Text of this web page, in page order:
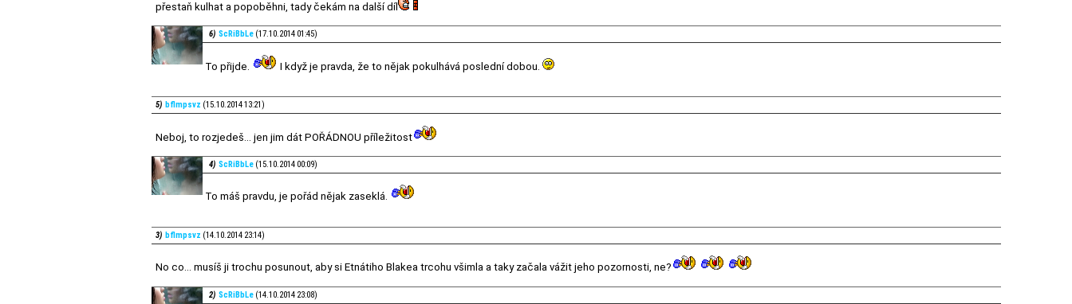
přestaň kulhat a popoběhni, tady čekám na další díl
6) ScRiBbLe (17.10.2014 01:45)
To přijde. I když je pravda, že to nějak pokulhává poslední dobou.
5) bflmpsvz (15.10.2014 13:21)
Neboj, to rozjedeš... jen jim dát POŘÁDNOU příležitost
4) ScRiBbLe (15.10.2014 00:09)
To máš pravdu, je pořád nějak zaseklá.
3) bflmpsvz (14.10.2014 23:14)
No co... musíš ji trochu posunout, aby si Etnátiho Blakea trcohu všimla a taky začala vážit jeho pozornosti, ne?
2) ScRiBbLe (14.10.2014 23:08)